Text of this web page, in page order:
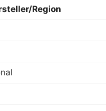
Region